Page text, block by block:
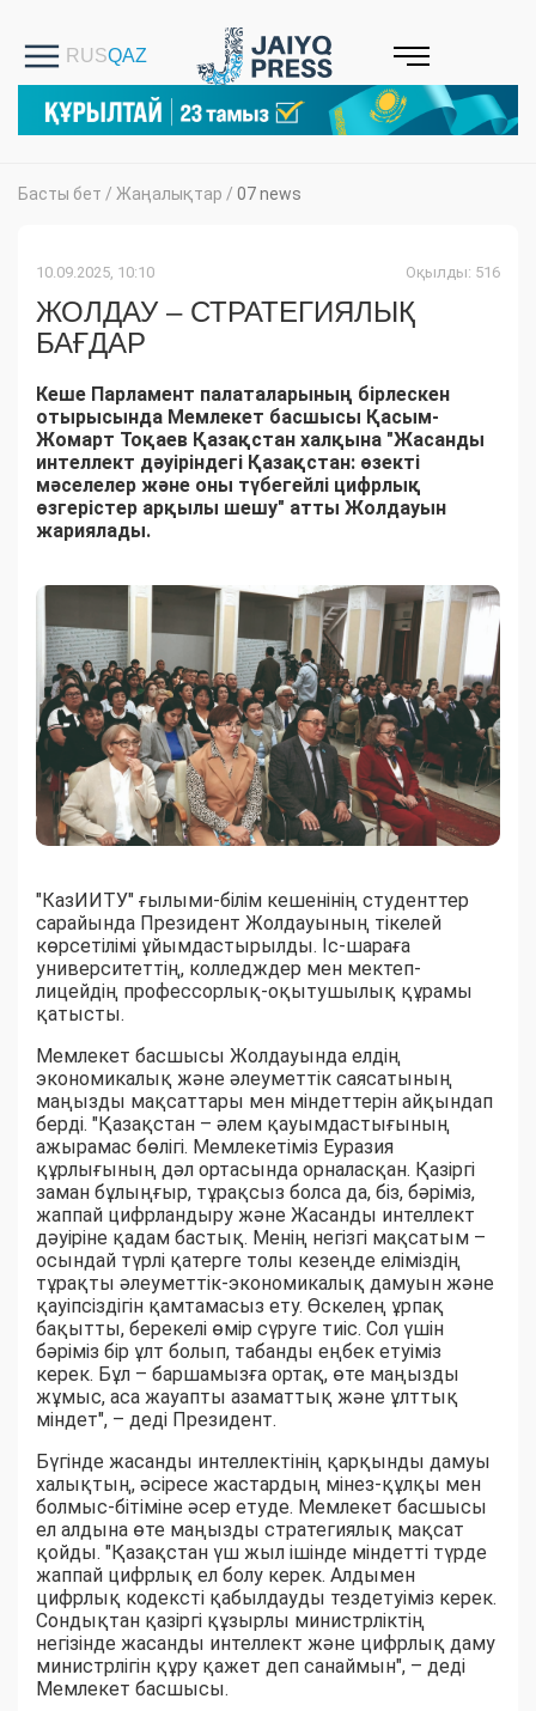
Басты бет / Жаңалықтар / 07 news
10.09.2025, 10:10 Оқылды: 516
ЖОЛДАУ – СТРАТЕГИЯЛЫҚ
БАҒДАР
Кеше Парламент палаталарының бірлескен
отырысында Мемлекет басшысы Қасым-
Жомарт Тоқаев Қазақстан халқына "Жасанды
интеллект дәуіріндегі Қазақстан: өзекті
мәселелер және оны түбегейлі цифрлық
өзгерістер арқылы шешу" атты Жолдауын
жариялады.
"КазИИТУ" ғылыми-білім кешенінің студенттер
сарайында Президент Жолдауының тікелей
көрсетілімі ұйымдастырылды. Іс-шараға
университеттің, колледждер мен мектеп-
лицейдің профессорлық-оқытушылық құрамы
қатысты.
Мемлекет басшысы Жолдауында елдің
экономикалық және әлеуметтік саясатының
маңызды мақсаттары мен міндеттерін айқындап
берді. "Қазақстан – әлем қауымдастығының
ажырамас бөлігі. Мемлекетіміз Еуразия
құрлығының дәл ортасында орналасқан. Қазіргі
заман бұлыңғыр, тұрақсыз болса да, біз, бәріміз,
жаппай цифрландыру және Жасанды интеллект
дәуіріне қадам бастық. Менің негізгі мақсатым –
осындай түрлі қатерге толы кезеңде еліміздің
тұрақты әлеуметтік-экономикалық дамуын және
қауіпсіздігін қамтамасыз ету. Өскелең ұрпақ
бақытты, берекелі өмір сүруге тиіс. Сол үшін
бәріміз бір ұлт болып, табанды еңбек етуіміз
керек. Бұл – баршамызға ортақ, өте маңызды
жұмыс, аса жауапты азаматтық және ұлттық
міндет", – деді Президент.
Бүгінде жасанды интеллектінің қарқынды дамуы
халықтың, әсіресе жастардың мінез-құлқы мен
болмыс-бітіміне әсер етуде. Мемлекет басшысы
ел алдына өте маңызды стратегиялық мақсат
қойды. "Қазақстан үш жыл ішінде міндетті түрде
жаппай цифрлық ел болу керек. Алдымен
цифрлық кодексті қабылдауды тездетуіміз керек.
Сондықтан қазіргі құзырлы министрліктің
негізінде жасанды интеллект және цифрлық даму
министрлігін құру қажет деп санаймын", – деді
Мемлекет басшысы.